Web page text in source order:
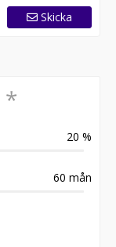
Skicka
*
20 %
60 mån